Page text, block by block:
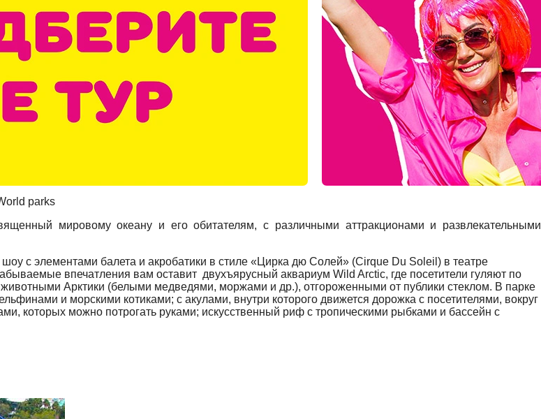
parks
мировому океану и его обитателям, с различными аттракционами и развлекательными
с элементами балета и акробатики в стиле «Цирка дю Солей» (Cirque Du Soleil) в театре
впечатления вам оставит двухъярусный аквариум Wild Arctic, где посетители гуляют по
Арктики (белыми медведями, моржами и др.), отгороженными от публики стеклом. В парке
и морскими котиками; с акулами, внутри которого движется дорожка с посетителями, вокруг
которых можно потрогать руками; искусственный риф с тропическими рыбками и бассейн с